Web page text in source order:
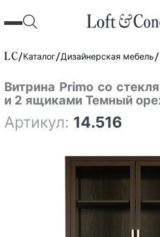
Каталог Дизайнерская мебель
Витрина Primo со стеклянными фасадами
и 2 ящиками Темный
Артикул: 14.516